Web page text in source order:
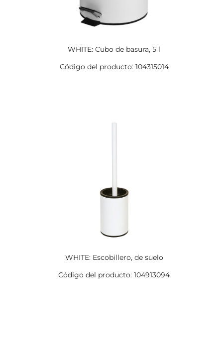
WHITE: Cubo de basura, 5 l
Código del producto: 104315014
WHITE: Escobillero, de suelo
Código del producto: 104913094